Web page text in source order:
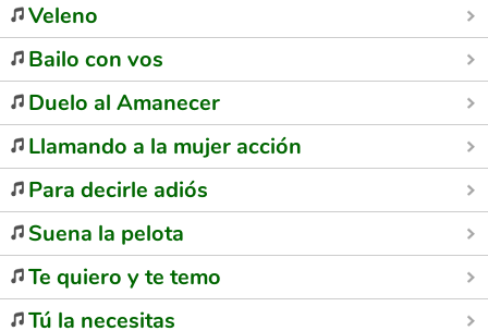
Veleno
Bailo con vos
Duelo al Amanecer
Llamando a la mujer acción
Para decirle adiós
Suena la pelota
Te quiero y te temo
Tú la necesitas